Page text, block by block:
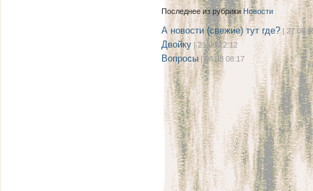
Последнее из рубрикиНовости
А новости (свежие) тут где?| 27.08
Двойку | 21.08 22:12
Вопросы| 08.08 08:17